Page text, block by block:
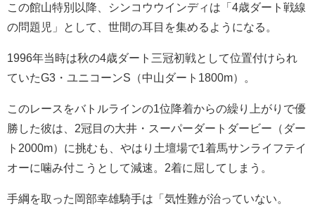
この館山特別以降、シンコウウインディは「4歳ダート戦線
の問題児」として、世間の耳目を集めるようになる。
1996年当時は秋の4歳ダート三冠初戦として位置付けられ
ていたG3・ユニコーンS（中山ダート1800m）。
このレースをバトルラインの1位降着からの繰り上がりで優
勝した彼は、2冠目の大井・スーパーダートダービー（ダー
ト2000m）に挑むも、やはり土壇場で1着馬サンライフテイ
オーに噛み付こうとして減速。2着に屈してしまう。
手綱を取った岡部幸雄騎手は「気性難が治っていない。